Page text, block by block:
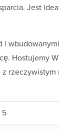
Jest
Hostujemy
z
5